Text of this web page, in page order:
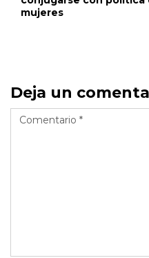
mujeres
Deja un